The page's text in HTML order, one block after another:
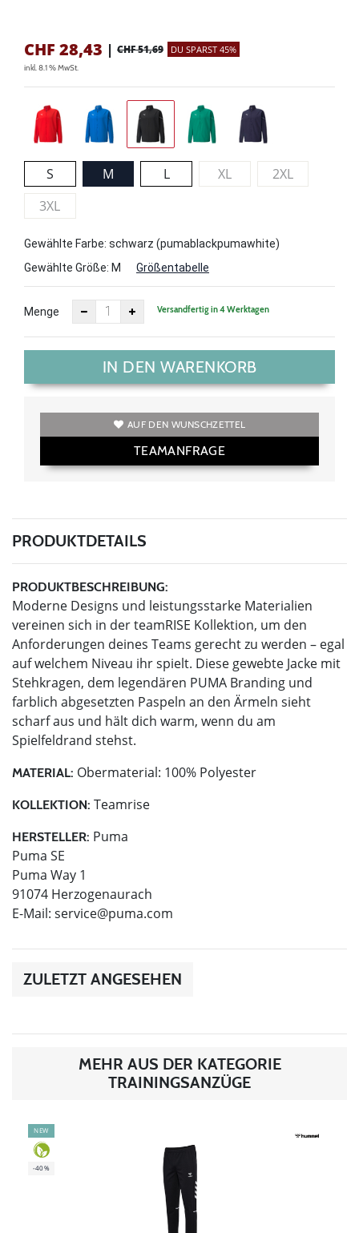
CHF 28,43 | CHF 51,69 DU SPARST 45%
inkl. 8.1 % MwSt.
S M L XL
2XL
3XL
Gewählte Farbe: schwarz (pumablackpumawhite)
Gewählte Größe: M Größentabelle
Menge Versandfertig in 4 Werktagen
IN DEN WARENKORB
AUF DEN WUNSCHZETTEL
TEAMANFRAGE
PRODUKTDETAILS
PRODUKTBESCHREIBUNG:
Moderne Designs und leistungsstarke Materialien
vereinen sich in der teamRISE Kollektion, um den
Anforderungen deines Teams gerecht zu werden – egal
auf welchem Niveau ihr spielt. Diese gewebte Jacke mit
Stehkragen, dem legendären PUMA Branding und
farblich abgesetzten Paspeln an den Ärmeln sieht
scharf aus und hält dich warm, wenn du am
Spielfeldrand stehst.
MATERIAL: Obermaterial: 100% Polyester
KOLLEKTION: Teamrise
HERSTELLER: Puma
Puma SE
Puma Way 1
91074 Herzogenaurach
E-Mail: service@puma.com
ZULETZT ANGESEHEN
MEHR AUS DER KATEGORIE
TRAININGSANZÜGE
NEW
-40%